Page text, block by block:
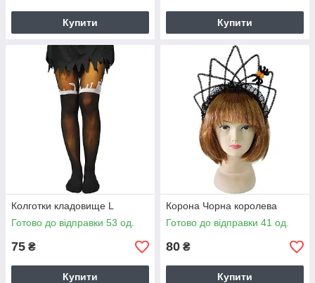
Купити Купити
Колготки кладовище L
Готово до відправки 53 од.
75 ₴
Купити
Корона Чорна королева
Готово до відправки 41 од.
80 ₴
Купити